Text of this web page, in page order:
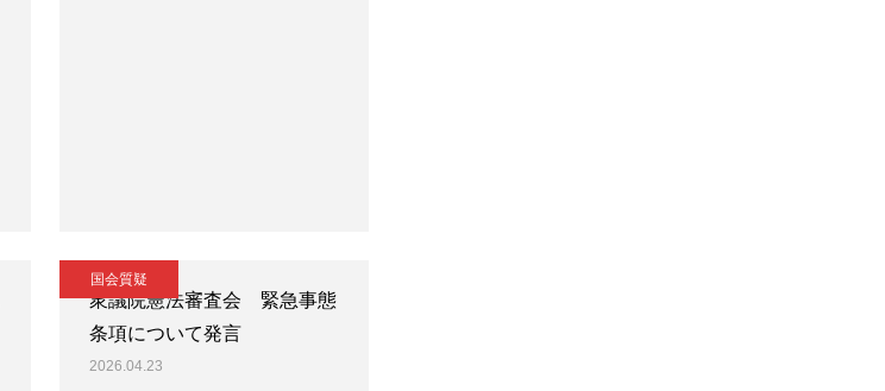
国会質疑
衆議院憲法審査会 緊急事態
条項について発言
2026.04.23